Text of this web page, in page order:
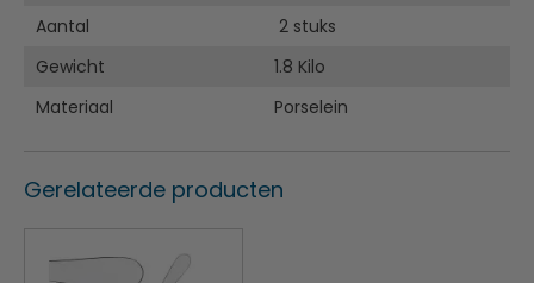
Aantal
2 stuks
Gewicht
1.8 Kilo
Materiaal
Porselein
Gerelateerde producten